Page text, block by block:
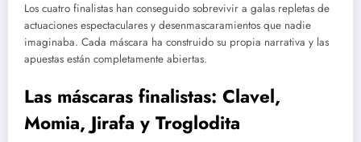
Los cuatro finalistas han conseguido sobrevivir a galas repletas de
actuaciones espectaculares y desenmascaramientos que nadie
imaginaba. Cada máscara ha construido su propia narrativa y las
apuestas están completamente abiertas.
Las máscaras finalistas: Clavel,
Momia, Jirafa y Troglodita